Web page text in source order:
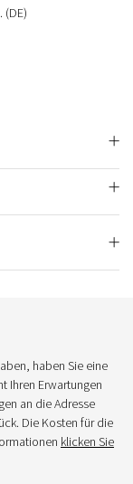
(DE)
haben Sie eine
Ihren Erwartungen
an die Adresse
Die Kosten für die
klicken Sie